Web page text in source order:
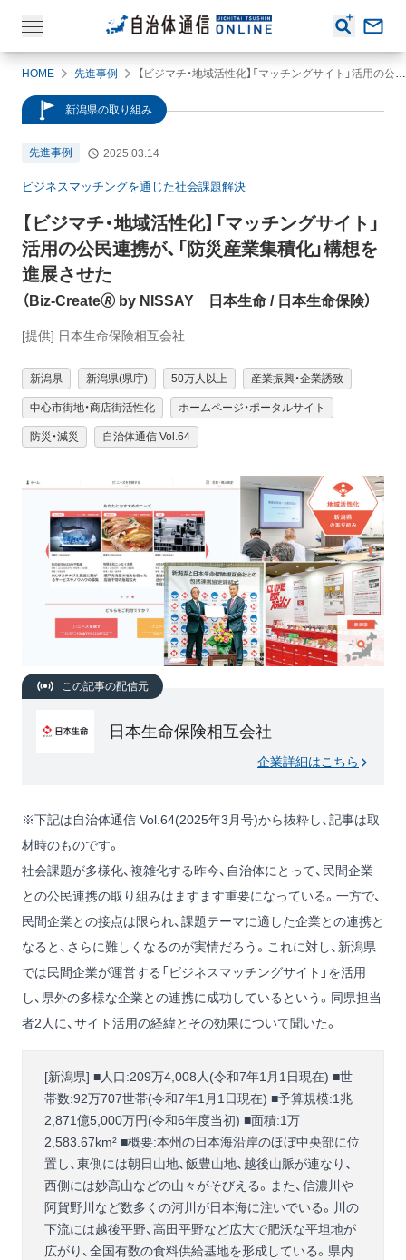
HOME 先進事例 【ビジマチ・地域活性化】「マッチングサイト」活用の公民連携が、「防災産業集積化」構想を進展させた（Biz-Create🄬 by NISSAY 日本生命 / 日本生命保険）
新潟県の取り組み
先進事例 2025.03.14
ビジネスマッチングを通じた社会課題解決
【ビジマチ・地域活性化】 「マッチングサイト」
活用の公民連携が、「防災産業集積化」構想を
進展させた
（ Biz-Create🄬 by NISSAY 日本生命 / 日本生命保険）
[提供] 日本生命保険相互会社
新潟県 新潟県(県庁) 50万人以上 産業振興・企業誘致
中心市街地・商店街活性化 ホームページ・ポータルサイト
防災・減災 自治体通信 Vol.64
この記事の配信元
日本生命保険相互会社
企業詳細はこちら
※下記は自治体通信 Vol.64(2025年3月号)から抜粋し、記事は取
材時のものです。
社会課題が多様化、複雑化する昨今、自治体にとって、民間企業
との公民連携の取り組みはますます重要になっている。一方で、
民間企業との接点は限られ、課題テーマに適した企業との連携と
なると、さらに難しくなるのが実情だろう。これに対し、新潟県
では民間企業が運営する「ビジネスマッチングサイト」を活用
し、県外の多様な企業との連携に成功しているという。同県担当
者2人に、サイト活用の経緯とその効果について聞いた。
[新潟県] ■人口:209万4,008人(令和7年1月1日現在) ■世
帯数:92万707世帯(令和7年1月1日現在) ■予算規模:1兆
2,871億5,000万円(令和6年度当初) ■面積:1万
2,583.67km² ■概要:本州の日本海沿岸のほぼ中央部に位
置し、東側には朝日山地、飯豊山地、越後山脈が連なり、
西側には妙高山などの山々がそびえる。また、信濃川や
阿賀野川など数多くの河川が日本海に注いでいる。川の
下流には越後平野、高田平野など広大で肥沃な平坦地が
広がり、全国有数の食料供給基地を形成している。県内